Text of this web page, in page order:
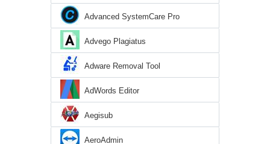
Advanced SystemCare Pro
Advego Plagiatus
Adware Removal Tool
AdWords Editor
Aegisub
AeroAdmin